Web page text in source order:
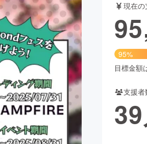
舞台・パフォーマンス
フード・飲食店
アニメ・漫画
ビューティー・ヘルスケ
現在
95%
目標金額
支援者
39